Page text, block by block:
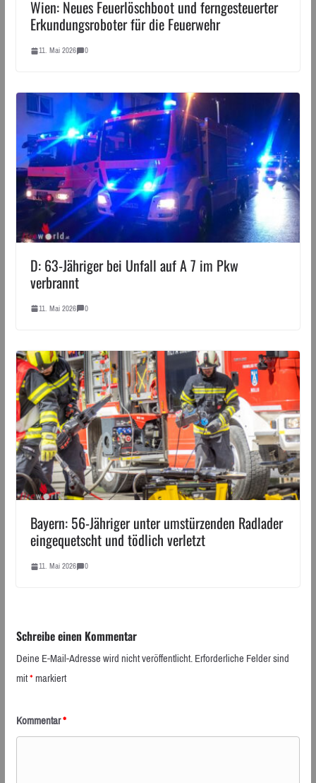
Wien: Neues Feuerlöschboot und ferngesteuerter
Erkundungsroboter für die Feuerwehr
11. Mai 2026 0
D: 63-Jähriger bei Unfall auf A 7 im Pkw
verbrannt
11. Mai 2026 0
Bayern: 56-Jähriger unter umstürzenden Radlader
eingequetscht und tödlich verletzt
11. Mai 2026 0
Schreibe einen Kommentar
Deine E-Mail-Adresse wird nicht veröffentlicht.Erforderliche Felder sind
mit*markiert
Kommentar*